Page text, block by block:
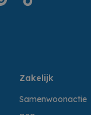
Zakelijk
Samenwoonactie